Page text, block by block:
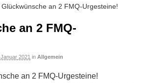
Glückwünsche an 2 FMQ-Urgesteine!
an 2 FMQ-
2021 in Allgemein
an 2 FMQ-Urgesteine!